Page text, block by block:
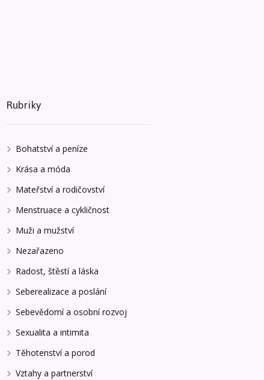
Rubriky
Bohatství a peníze
Krása a móda
Mateřství a rodičovství
Menstruace a cykličnost
Muži a mužství
Nezařazeno
Radost, štěstí a láska
Seberealizace a poslání
Sebevědomí a osobní rozvoj
Sexualita a intimita
Těhotenství a porod
Vztahy a partnerství